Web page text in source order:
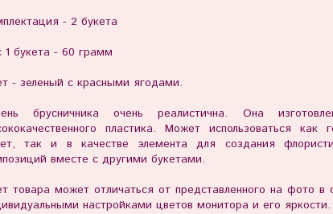
- 2 букета
1 букета - 60 грамм
- зеленый с красными ягодами.
брусничника очень реалистична. Она
пластика. Может использоваться как
так и в качестве элемента для создания
вместе с другими букетами.
товара может отличаться от представленного на фото в
настройками цветов монитора и его яркости.